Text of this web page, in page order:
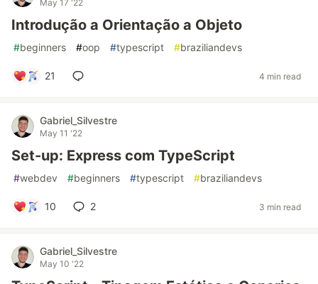
May 17 '22
Introdução a Orientação a Objeto
#beginners #oop #typescript #braziliandevs
21 4 min read
Gabriel_Silvestre
May 11 '22
Set-up: Express com TypeScript
#webdev #beginners #typescript #braziliandevs
10 2 3 min read
Gabriel_Silvestre
May 10 '22